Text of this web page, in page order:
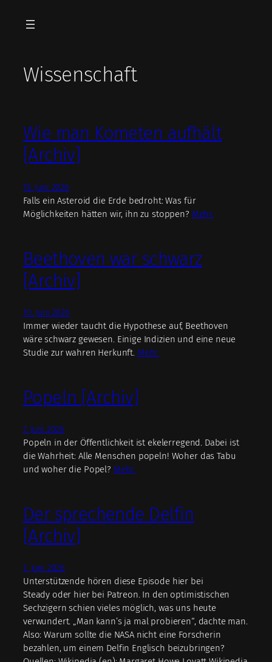
Inhalt
Wissenschaft
Wie man Kometen aufhält
[Archiv]
15. Juni 2026
Falls ein Asteroid die Erde bedroht: Was für
Möglichkeiten hätten wir, ihn zu stoppen? Mehr.
Beethoven war schwarz
[Archiv]
10. Juni 2026
Immer wieder taucht die Hypothese auf, Beethoven
wäre schwarz gewesen. Einige Indizien und eine neue
Studie zur wahren Herkunft. Mehr.
Popeln [Archiv]
7. Juni 2026
Popeln in der Öffentlichkeit ist ekelerregend. Dabei ist
die Wahrheit: Alle Menschen popeln! Woher das Tabu
und woher die Popel? Mehr.
Der sprechende Delfin
[Archiv]
1. Juni 2026
Unterstützende hören diese Episode hier bei
Steady oder hier bei Patreon. In den optimistischen
Sechzigern schien vieles möglich, was uns heute
verwundert. „Man kann’s ja mal probieren“, dachte man.
Also: Warum sollte die NASA nicht eine Forscherin
bezahlen, um einem Delfin Englisch beizubringen?